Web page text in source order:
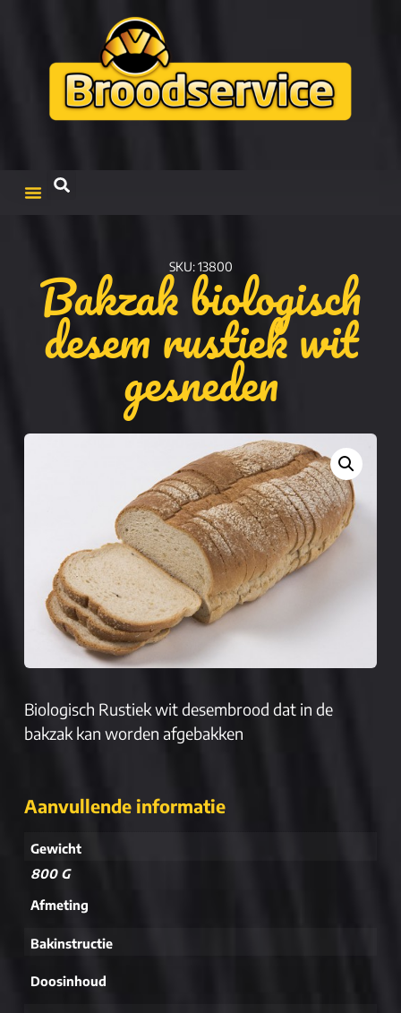
SKU: 13800
Bakzak biologisch
desem rustiek wit
gesneden
Biologisch Rustiek wit desembrood dat in de
bakzak kan worden afgebakken
Aanvullende informatie
Gewicht
800 G
Afmeting
Bakinstructie
Doosinhoud